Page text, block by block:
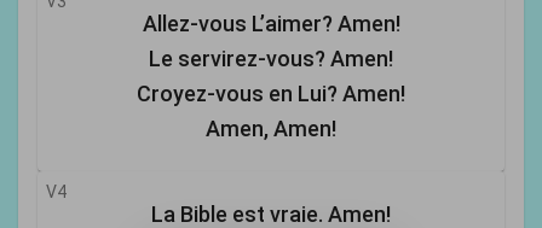
Allez-vous L’aimer? Amen!
Le servirez-vous? Amen!
Croyez-vous en Lui? Amen!
Amen, Amen!
V4
La Bible est vraie. Amen!